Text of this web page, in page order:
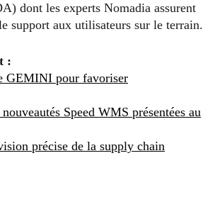
dont les experts Nomadia assurent
support aux utilisateurs sur le terrain.
:
GEMINI pour favoriser
Speed WMS présentées au
précise de la supply chain